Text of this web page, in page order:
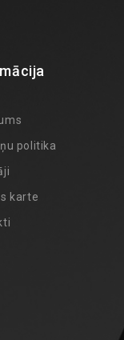
politika
karte